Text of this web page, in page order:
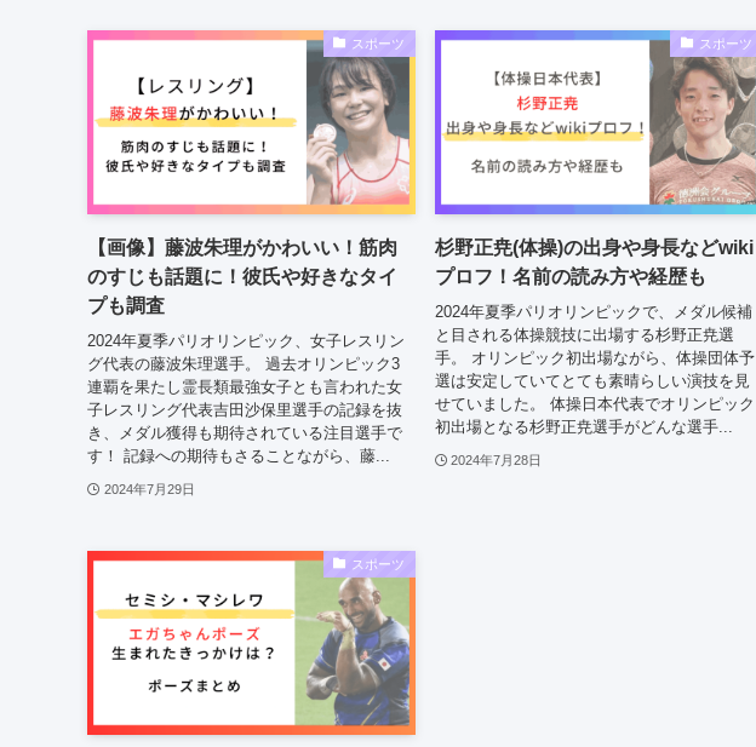
スポーツ
【画像】藤波朱理がかわいい！筋肉
のすじも話題に！彼氏や好きなタイ
プも調査
2024年夏季パリオリンピック、女子レスリン
グ代表の藤波朱理選手。 過去オリンピック3
連覇を果たし霊長類最強女子とも言われた女
子レスリング代表吉田沙保里選手の記録を抜
き、メダル獲得も期待されている注目選手で
す！ 記録への期待もさることながら、藤...
2024年7月29日
スポーツ
杉野正尭(体操)の出身や身長などwiki
プロフ！名前の読み方や経歴も
2024年夏季パリオリンピックで、メダル候補
と目される体操競技に出場する杉野正尭選
手。 オリンピック初出場ながら、体操団体予
選は安定していてとても素晴らしい演技を見
せていました。 体操日本代表でオリンピック
初出場となる杉野正尭選手がどんな選手...
2024年7月28日
スポーツ